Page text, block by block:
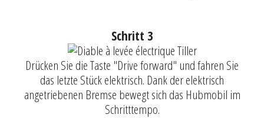
Schritt 3
Drücken Sie die Taste "Drive forward" und fahren Sie
das letzte Stück elektrisch. Dank der elektrisch
angetriebenen Bremse bewegt sich das Hubmobil im
Schritttempo.